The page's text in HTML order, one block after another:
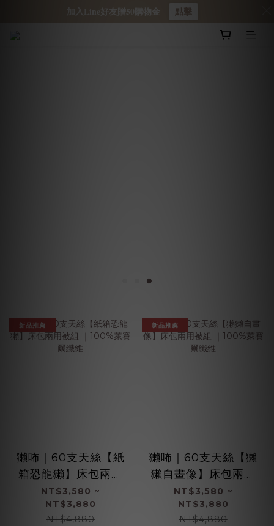
新品推薦
獺咘｜60支天絲【紙
箱恐龍獺】床包兩用
被組 ｜100%萊賽爾
纖維
NT$3,580 ~
NT$3,880
NT$4,880
新品推薦
獺咘｜60支天絲【獺
獺自畫像】床包兩用
被組 ｜100%萊賽爾
纖維
NT$3,580 ~
NT$3,880
NT$4,880
加入Line好友贈50購物金 點擊